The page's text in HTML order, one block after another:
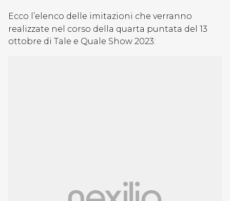
Ecco l’elenco delle imitazioni che verranno
realizzate nel corso della quarta puntata del 13
ottobre di Tale e Quale Show 2023: